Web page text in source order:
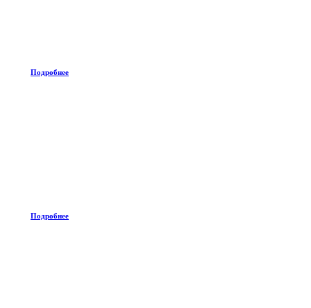
Подробнее
Подробнее